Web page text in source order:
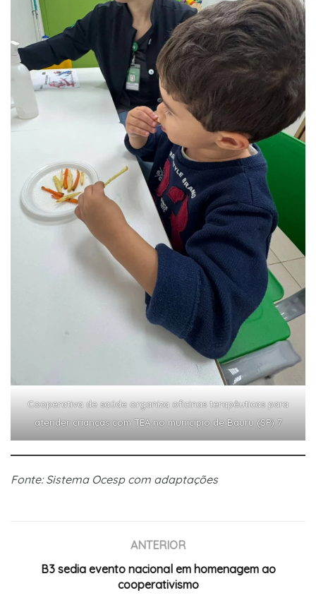
Cooperativa de saúde organiza oficinas terapêuticas para
atender crianças com TEA no município de Bauru (SP) 7
Fonte: Sistema Ocesp com adaptações
ANTERIOR
B3 sedia evento nacional em homenagem ao
cooperativismo